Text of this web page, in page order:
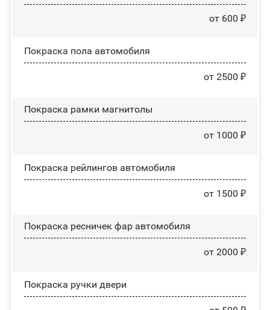
от 600 ₽
Покраска пола автомобиля
от 2500 ₽
Покраска рамки магнитолы
от 1000 ₽
Покраска рейлингов автомобиля
от 1500 ₽
Покраска ресничек фар автомобиля
от 2000 ₽
Покраска ручки двери